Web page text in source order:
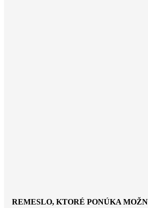
REMESLO, KTORÉ PONÚKA